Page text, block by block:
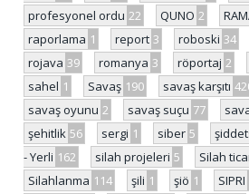
profesyonel ordu 22 QUNO 2
raporlama 1 report 3 roboski 34
rojava 39 romanya 3 röportaj 2
sahel 1 Savaş 190 savaş karşıtı
savaş oyunu 2 savaş suçu 77
şehitlik 56 sergi 1 siber 5
- Yerli 162 silah projeleri 5 Silah
Silahlanma 114 şili 1 şiö 1 SIPRI